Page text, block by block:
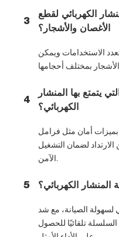
3
الكهربائي لقطع
الأغصان والأشجار؟
الاستخدامات ويمكن
4
يتمتع بها المنشار
الكهربائي؟
بميزات أمان مثل فرامل
لضمان التشغيل
الآمن.
5 الكهربائي؟
لسهولة الصيانة، مع شد
تلقائيًا للحصول